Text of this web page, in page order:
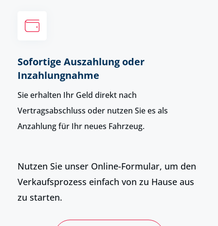
Sofortige Auszahlung oder
Inzahlungnahme
Sie erhalten Ihr Geld direkt nach
Vertragsabschluss oder nutzen Sie es als
Anzahlung für Ihr neues Fahrzeug.
Nutzen Sie unser Online-Formular, um den
Verkaufsprozess einfach von zu Hause aus
zu starten.